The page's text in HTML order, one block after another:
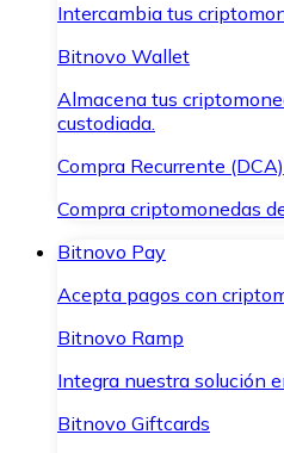
Intercambia tus
Bitnovo Wallet
Almacena tus
custodiada.
Compra Recurrente (DCA)
Compra criptomonedas
Bitnovo Pay
Acepta pagos con
Bitnovo Ramp
Integra nuestra solución
Bitnovo Giftcards